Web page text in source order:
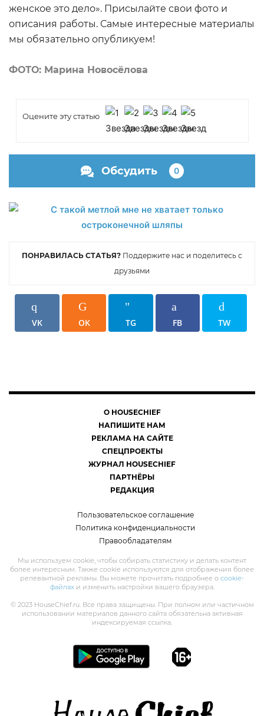
женское это дело». Присылайте свои фото и
описания работы. Самые интересные материалы
мы обязательно опубликуем!
ФОТО: Марина Новосёлова
Оцените эту статью
Обсудить 0
ПОНРАВИЛАСЬ СТАТЬЯ? Поддержите нас и поделитесь с
друзьями
VK OK TG FB TW
О HOUSECHIEF
НАПИШИТЕ НАМ
РЕКЛАМА НА САЙТЕ
СПЕЦПРОЕКТЫ
ЖУРНАЛ HOUSECHIEF
ПАРТНЁРЫ
РЕДАКЦИЯ
Пользовательское соглашение
Политика конфиденциальности
Правообладателям
Мы используем cookie, чтобы собирать статистику и делать контент
более интересным. Также cookie используются для отображения более
релевантной рекламы. Вы можете прочитать подробнее о cookie-
файлахи изменить настройки вашего браузера.
© 2023 HouseChief.ru. Все права защищены. При полном или частичном
использовании материалов данного сайта обязательна активная
индексируемая ссылка.